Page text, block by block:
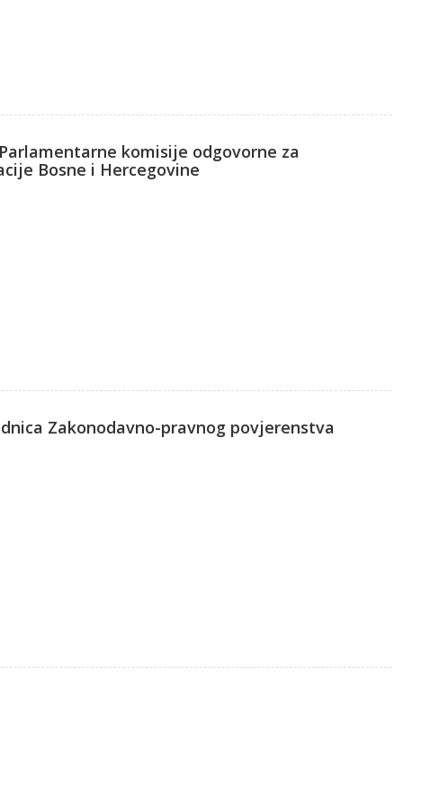
komisije odgovorne za
Bosne i Hercegovine
Zakonodavno-pravnog povjerenstva